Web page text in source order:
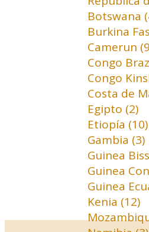
Botswana
Burkina
Camerun
Congo
Congo
Costa de
Egipto (2)
Etiopía (10)
Gambia (3)
Guinea
Guinea
Guinea
Kenia (12)